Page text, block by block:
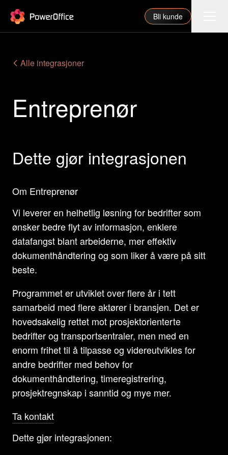
PowerOffice Bli kunde
Funksjoner
Priser
Våre partnere
Om oss
Support
Logg inn
Alle integrasjoner
Entreprenør
Dette gjør integrasjonen
Om Entreprenør
Vi leverer en helhetlig løsning for bedrifter som
ønsker bedre flyt av informasjon, enklere
datafangst blant arbeiderne, mer effektiv
dokumenthåndtering og som liker å være på sitt
beste.
Programmet er utviklet over flere år i tett
samarbeid med flere aktører i bransjen. Det er
hovedsakelig rettet mot prosjektorienterte
bedrifter og transportsentraler, men med en
enorm frihet til å tilpasse og videreutvikles for
andre bedrifter med behov for
dokumenthåndtering, timeregistrering,
prosjektregnskap i sanntid og mye mer.
Ta kontakt
Dette gjør integrasjonen: